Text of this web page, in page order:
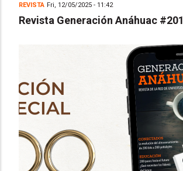
REVISTA Fri, 12/05/2025 - 11:42
Revista Generación Anáhuac #201